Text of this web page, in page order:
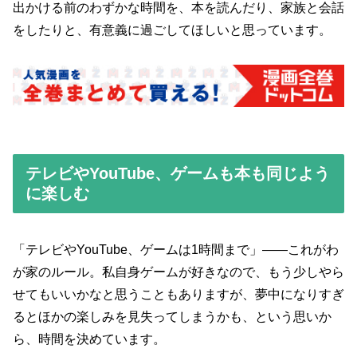
出かける前のわずかな時間を、本を読んだり、家族と会話
をしたりと、有意義に過ごしてほしいと思っています。
テレビやYouTube、ゲームも本も同じよう
に楽しむ
「テレビやYouTube、ゲームは1時間まで」——これがわ
が家のルール。私自身ゲームが好きなので、もう少しやら
せてもいいかなと思うこともありますが、夢中になりすぎ
るとほかの楽しみを見失ってしまうかも、という思いか
ら、時間を決めています。